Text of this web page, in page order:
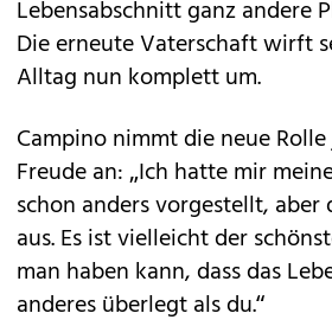
Lebensabschnitt ganz andere
Die erneute Vaterschaft wirft
Alltag nun komplett um.
Campino nimmt die neue
Freude an: „Ich hatte mir
schon anders vorgestellt,
aus. Es ist vielleicht der
man haben kann, dass das
anderes überlegt als du.“